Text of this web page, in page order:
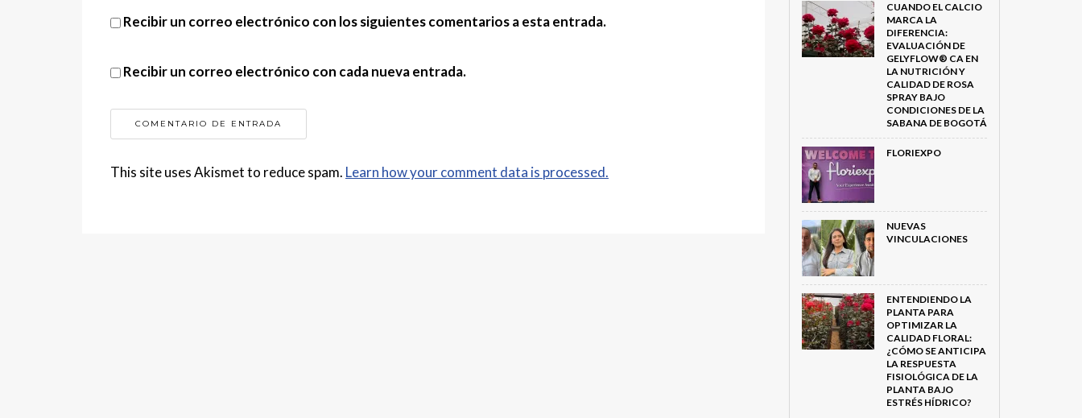
Recibir un correo electrónico con los siguientes comentarios a esta entrada.
Recibir un correo electrónico con cada nueva entrada.
This site uses Akismet to reduce spam. Learn how your comment data is processed.
CUANDO EL CALCIO
MARCA LA
DIFERENCIA:
EVALUACIÓN DE
GELYFLOW® CA EN
LA NUTRICIÓN Y
CALIDAD DE ROSA
SPRAY BAJO
CONDICIONES DE LA
SABANA DE BOGOTÁ
FLORIEXPO
NUEVAS
VINCULACIONES
ENTENDIENDO LA
PLANTA PARA
OPTIMIZAR LA
CALIDAD FLORAL:
¿CÓMO SE ANTICIPA
LA RESPUESTA
FISIOLÓGICA DE LA
PLANTA BAJO
ESTRÉS HÍDRICO?